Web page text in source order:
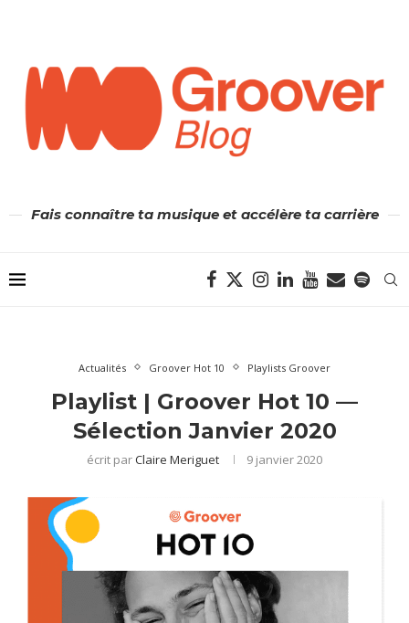
Fais connaître ta musique et accélère ta carrière
Actualités Groover Hot 10 Playlists Groover
Playlist | Groover Hot 10 —
Sélection Janvier 2020
écrit parClaire Meriguet 9 janvier 2020